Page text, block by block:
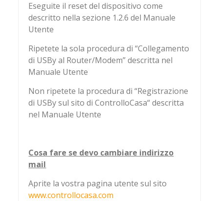
Eseguite il reset del dispositivo come
descritto nella sezione 1.2.6 del Manuale
Utente
Ripetete la sola procedura di “Collegamento
di USBy al Router/Modem” descritta nel
Manuale Utente
Non ripetete la procedura di “Registrazione
di USBy sul sito di ControlloCasa“ descritta
nel Manuale Utente
Cosa fare se devo cambiare indirizzo
mail
Aprite la vostra pagina utente sul sito
www.controllocasa.com